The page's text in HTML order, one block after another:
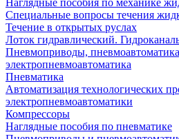
Наглядные пособия по механике
Специальные вопросы течения
Течение в открытых руслах
Лоток гидравлический.
Пневмоприводы,
электропневмоавтоматика
Пневматика
Автоматизация технологических
электропневмоавтоматики
Компрессоры
Наглядные пособия по пневматике